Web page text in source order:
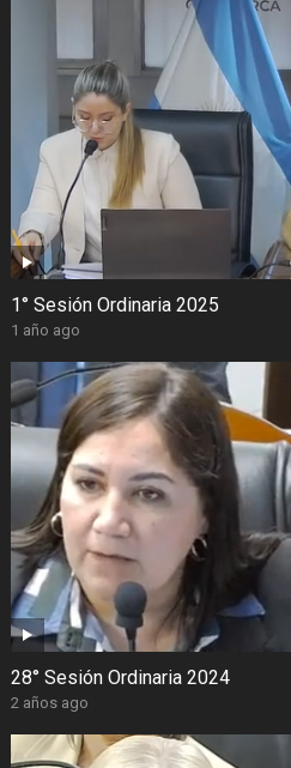
1° Sesión Ordinaria 2025
1 año ago
28° Sesión Ordinaria 2024
2 años ago